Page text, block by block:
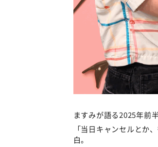
ますみが語る2025年前
「当日キャンセルとか
白。